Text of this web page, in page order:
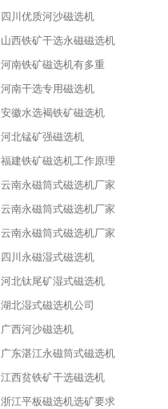
四川优质河沙磁选机
山西铁矿干选永磁磁选机
河南铁矿磁选机有多重
河南干选专用磁选机
安徽水选褐铁矿磁选机
河北锰矿强磁选机
福建铁矿磁选机工作原理
云南永磁筒式磁选机厂家
云南永磁筒式磁选机厂家
云南永磁筒式磁选机厂家
四川永磁湿式磁选机
河北钛尾矿湿式磁选机
湖北湿式磁选机公司
广西河沙磁选机
广东湛江永磁筒式磁选机
江西贫铁矿干选磁选机
浙江平板磁选机选矿要求